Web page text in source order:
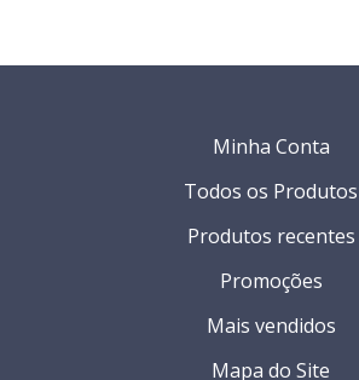
Minha Conta
Todos os Produtos
Produtos recentes
Promoções
Mais vendidos
Mapa do Site